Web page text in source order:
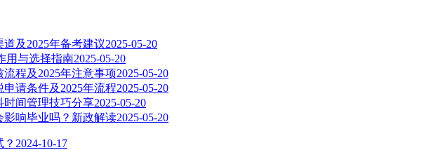
道及2025年备考建议2025-05-20
用与选择指南2025-05-20
流程及2025年注意事项2025-05-20
申请条件及2025年流程2025-05-20
时间管理技巧分享2025-05-20
影响毕业吗？新政解读2025-05-20
2024-10-17